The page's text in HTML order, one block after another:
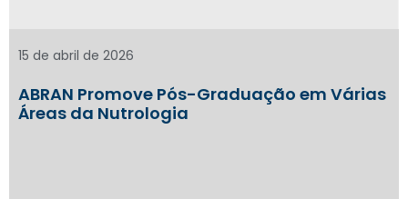
ABRAN Promove Pós-Graduação em Várias
Áreas da Nutrologia
15 de abril de 2026